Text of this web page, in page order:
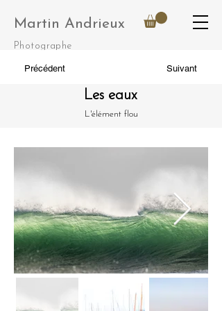
Martin Andrieux
Photographe
Précédent Suivant
Les eaux
L'élément flou